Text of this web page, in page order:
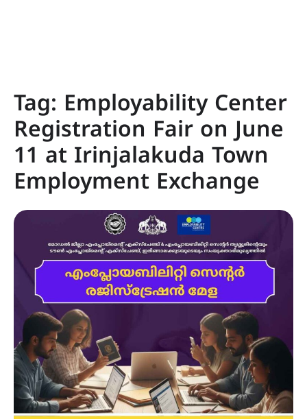
Tag: Employability Center
Registration Fair on June
11 at Irinjalakuda Town
Employment Exchange